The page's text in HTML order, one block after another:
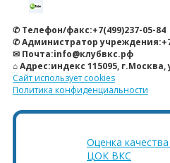
✆ Телефон/факс:+7(499)237-05-84
✆ Администратор
✉ Почта:info@клубвкс.рф
⌂ Адрес:индекс 115095,
Сайт использует cookies
Политика конфиденциальности
Оценка качества
ЦОК ВКС